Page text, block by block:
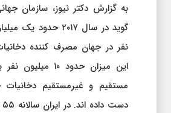
به گزارش دکتر نیوز، سازمان
نفر در جهان مصرف کننده
این میزان حدود ۱۰
مستقیم و غیرمستقیم دخانیات